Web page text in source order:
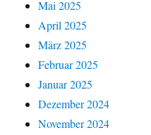
Mai 2025
April 2025
März 2025
Februar 2025
Januar 2025
Dezember 2024
November 2024